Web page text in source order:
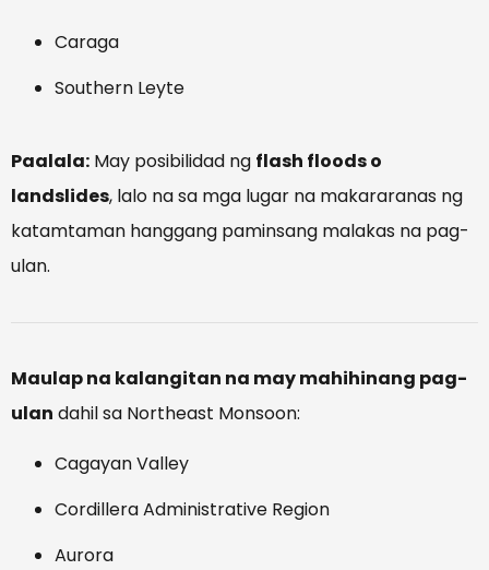
Caraga
Southern Leyte
Paalala: May posibilidad ng flash floods o
landslides, lalo na sa mga lugar na makararanas ng
katamtaman hanggang paminsang malakas na pag-
ulan.
Maulap na kalangitan na may mahihinang pag-
ulan dahil sa Northeast Monsoon:
Cagayan Valley
Cordillera Administrative Region
Aurora